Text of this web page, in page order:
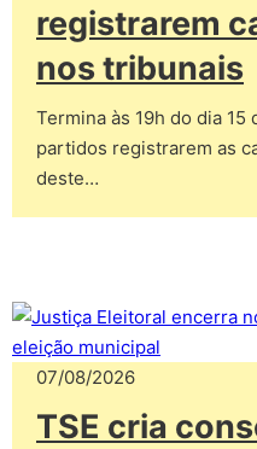
registrarem
nos tribunais
Termina às 19h do dia 15
partidos registrarem as
deste…
07/08/2026
TSE cria